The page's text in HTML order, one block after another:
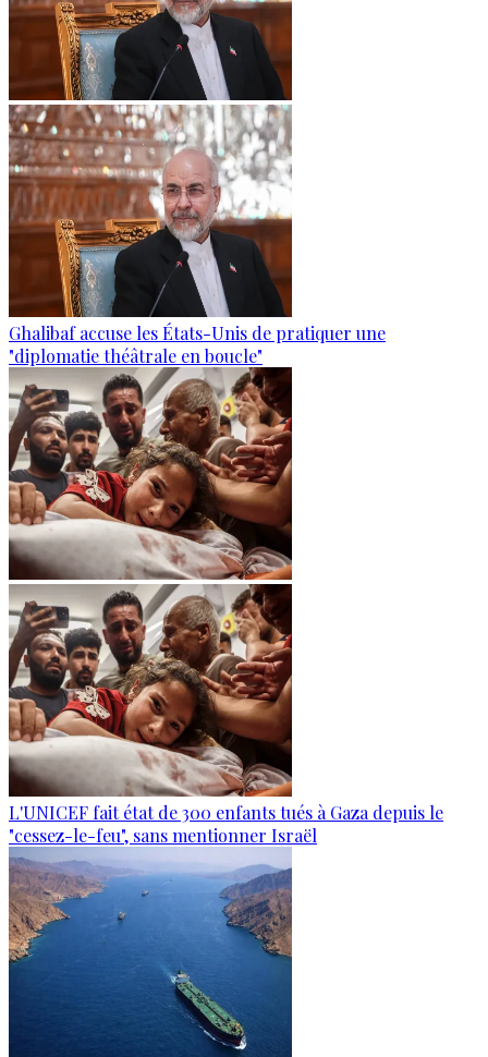
Ghalibaf accuse les États-Unis de pratiquer une
"diplomatie théâtrale en boucle"
L'UNICEF fait état de 300 enfants tués à Gaza depuis le
"cessez-le-feu", sans mentionner Israël